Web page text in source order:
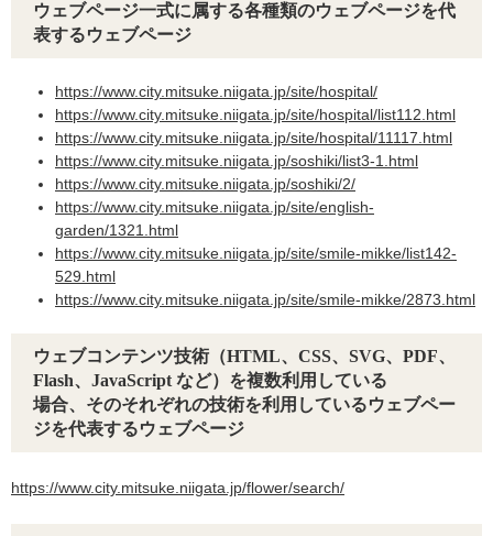
ウェブページ一式に属する各種類のウェブページを代
表するウェブページ
https://www.city.mitsuke.niigata.jp/site/hospital/​
https://www.city.mitsuke.niigata.jp/site/hospital/list112.html​
https://www.city.mitsuke.niigata.jp/site/hospital/11117.html​
https://www.city.mitsuke.niigata.jp/soshiki/list3-1.html​
https://www.city.mitsuke.niigata.jp/soshiki/2/​
https://www.city.mitsuke.niigata.jp/site/english-
garden/1321.html​
https://www.city.mitsuke.niigata.jp/site/smile-mikke/list142-
529.html​
https://www.city.mitsuke.niigata.jp/site/smile-mikke/2873.html​
ウェブコンテンツ技術（HTML、CSS、SVG、PDF、
Flash、JavaScript など）を複数利用している
場合、そのそれぞれの技術を利用しているウェブペー
ジを代表するウェブページ
https://www.city.mitsuke.niigata.jp/flower/search/​